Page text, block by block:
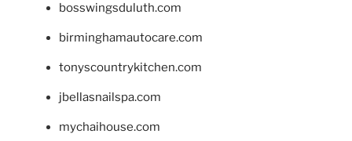
bosswingsduluth.com
birminghamautocare.com
tonyscountrykitchen.com
jbellasnailspa.com
mychaihouse.com